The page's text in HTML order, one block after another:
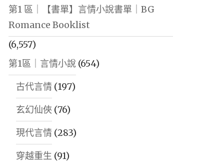
第1 區｜【書單】言情小說書單｜BG
Romance Booklist
(6,557)
第1區｜言情小說(654)
古代言情(197)
玄幻仙俠 (76)
現代言情(283)
穿越重生 (91)